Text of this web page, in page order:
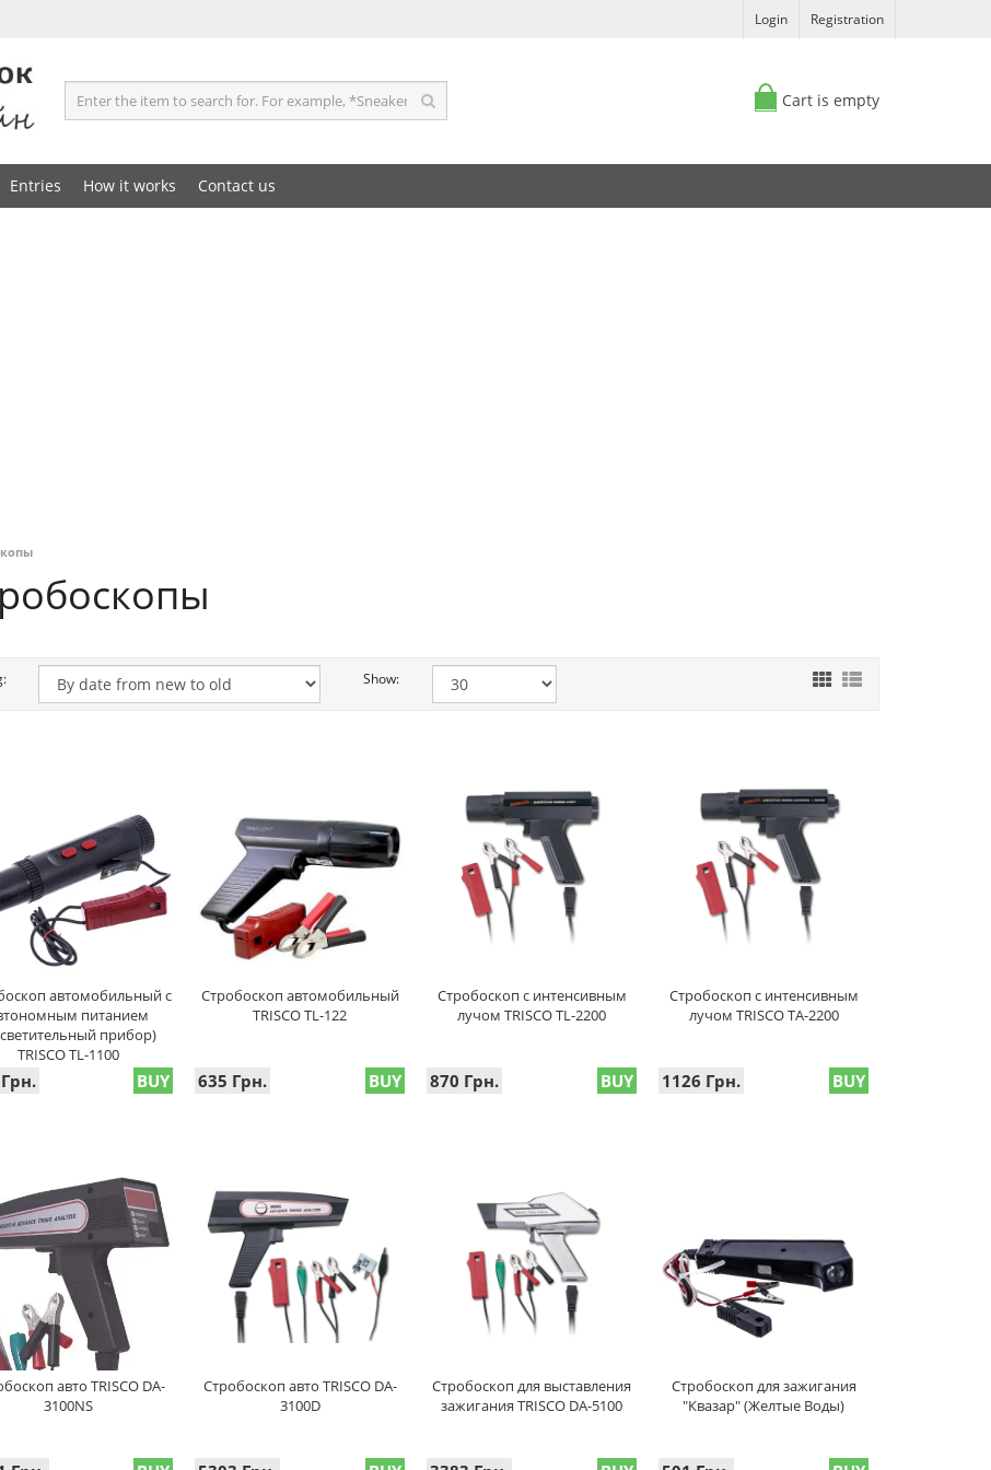
Login Registration
Cart is empty
Entries How it works Contact us
Show:
автомобильный с
питанием
прибор)
TRISCO TL-1100
BUY
Стробоскоп автомобильный
TRISCO TL-122
635 Грн. BUY
Стробоскоп с интенсивным
лучом TRISCO TL-2200
870 Грн. BUY
Стробоскоп с интенсивным
лучом TRISCO TA-2200
1126 Грн. BUY
авто TRISCO DA-
3100NS
Cтробоскоп авто TRISCO DA-
3100D
Стробоскоп для выставления
зажигания TRISCO DA-5100
Стробоскоп для зажигания
"Квазар" (Желтые Воды)